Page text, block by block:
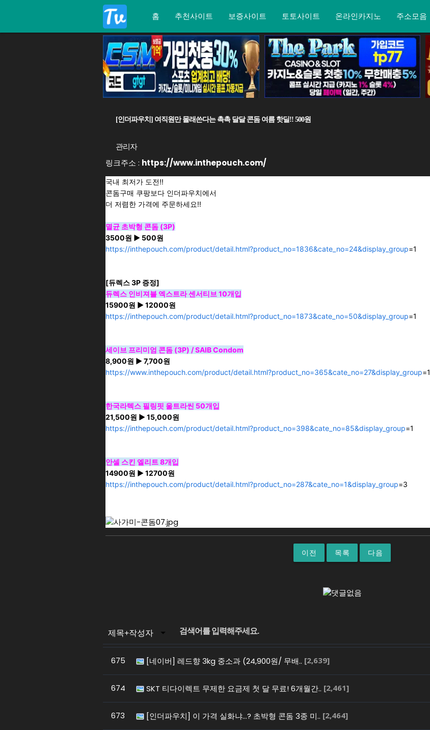
홈 추천사이트 보증사이트 토토사이트 온라인카지노 주소모음
[인더파우치] 여직원만 몰래쓴다는 촉촉 달달 콘돔 여름 핫딜!! 500원
관리자
링크주소 : https://www.inthepouch.com/
국내 최저가 도전!!
콘돔구매 쿠팡보다 인더파우치에서
더 저렴한 가격에 주문하세요!!
멸균 초박형 콘돔 (3P)
3500원 ▶ 500원
https://inthepouch.com/product/detail.html?product_no=1836&cate_no=24&display_group=1
[듀렉스 3P 증정]
듀렉스 인비져블 엑스트라 센서티브 10개입
15900원 ▶ 12000원
https://inthepouch.com/product/detail.html?product_no=1873&cate_no=50&display_group=1
세이브 프리미엄 콘돔 (3P) / SAIB Condom
8,900원 ▶ 7,700원
https://www.inthepouch.com/product/detail.html?product_no=365&cate_no=27&display_group=1
한국라텍스 필링핏 울트라씬 50개입
21,500원 ▶ 15,000원
https://inthepouch.com/product/detail.html?product_no=398&cate_no=85&display_group=1
안셀 스킨 엘리트 8개입
14900원 ▶ 12700원
https://inthepouch.com/product/detail.html?product_no=287&cate_no=1&display_group=3
이전 목록 다음
675 [네이버] 레드향 3kg 중소과 (24,900원/ 무배.. [2,639]
674 SKT 티다이렉트 무제한 요금제 첫 달 무료! 6개월간.. [2,461]
673 [인더파우치] 이 가격 실화냐…? 초박형 콘돔 3종 미.. [2,464]